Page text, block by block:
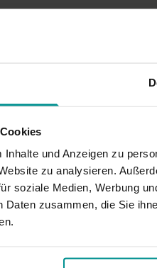
und Anzeigen zu
zu analysieren.
soziale Medien, Werbung
Daten zusammen, die Sie
vorne gefilmt wird. Schade!
was man nicht machen soll